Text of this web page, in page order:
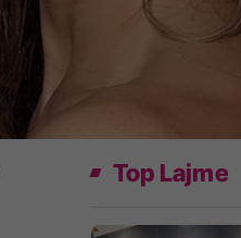
Top Lajme